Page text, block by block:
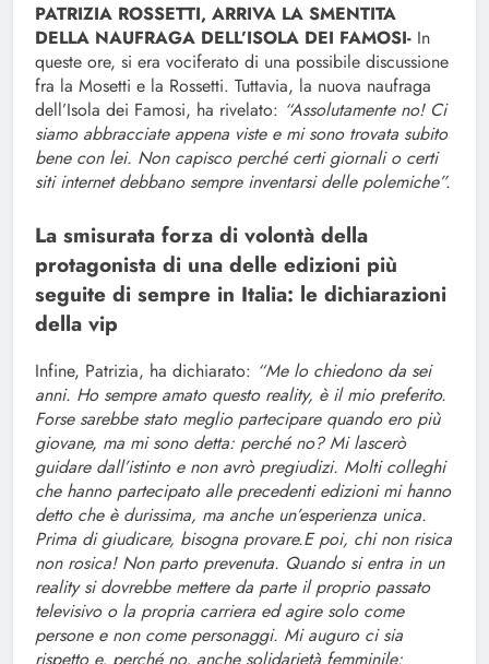
PATRIZIA ROSSETTI, ARRIVA LA SMENTITA
DELLA NAUFRAGA DELL’ISOLA DEI FAMOSI- In
queste ore, si era vociferato di una possibile discussione
fra la Mosetti e la Rossetti. Tuttavia, la nuova naufraga
dell’Isola dei Famosi, ha rivelato: “Assolutamente no! Ci
siamo abbracciate appena viste e mi sono trovata subito
bene con lei. Non capisco perché certi giornali o certi
siti internet debbano sempre inventarsi delle polemiche”.
La smisurata forza di volontà della
protagonista di una delle edizioni più
seguite di sempre in Italia: le dichiarazioni
della vip
Infine, Patrizia, ha dichiarato: “Me lo chiedono da sei
anni. Ho sempre amato questo reality, è il mio preferito.
Forse sarebbe stato meglio partecipare quando ero più
giovane, ma mi sono detta: perché no? Mi lascerò
guidare dall’istinto e non avrò pregiudizi. Molti colleghi
che hanno partecipato alle precedenti edizioni mi hanno
detto che è durissima, ma anche un’esperienza unica.
Prima di giudicare, bisogna provare.E poi, chi non risica
non rosica! Non parto prevenuta. Quando si entra in un
reality si dovrebbe mettere da parte il proprio passato
televisivo o la propria carriera ed agire solo come
persone e non come personaggi. Mi auguro ci sia